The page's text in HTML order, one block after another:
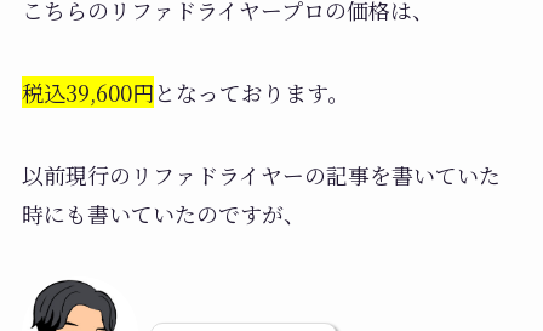
こちらのリファドライヤープロの価格は、
税込39,600円となっております。
以前現行のリファドライヤーの記事を書いていた
時にも書いていたのですが、